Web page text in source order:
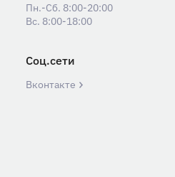
Пн.-Сб. 8:00-20:00
Вс. 8:00-18:00
Соц.сети
Вконтакте